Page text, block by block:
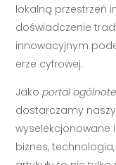
lokalną przestrzeń
doświadczenie
innowacyjnym
erze cyfrowej.
Jakoportal
dostarczamy
wyselekcjonowane
biznes,